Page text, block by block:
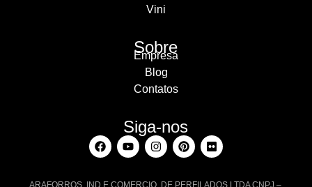
Vini
Sobre
Empresa
Blog
Contatos
Siga-nos